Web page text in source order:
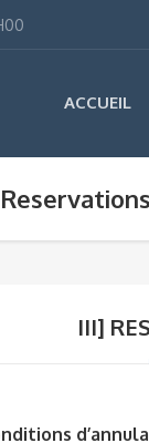
ACCUEIL
III]